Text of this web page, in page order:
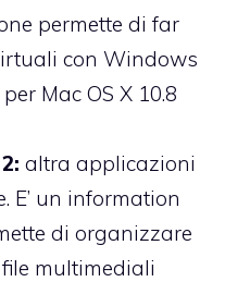
permette di far
con Windows
Mac OS X 10.8
altra applicazioni
E’ un information
di organizzare
multimediali